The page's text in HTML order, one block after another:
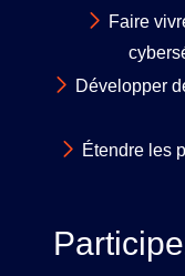
Faire
Développer
Étendre les